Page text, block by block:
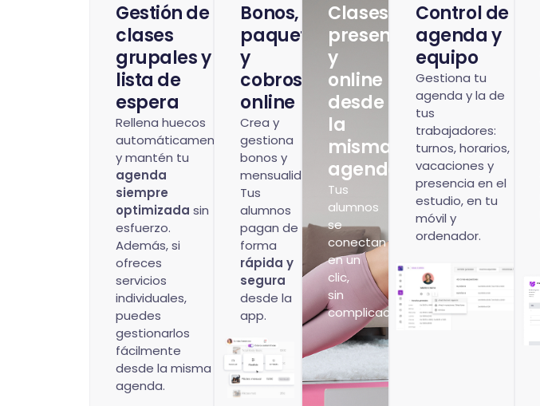
Gestión de
clases
grupales y
lista de
espera
Rellena huecos
automáticamente
y mantén tu
agenda
siempre
optimizada sin
esfuerzo.
Además, si
ofreces
servicios
individuales,
puedes
gestionarlos
fácilmente
desde la misma
agenda.
Bonos,
paquetes
y
cobros
online
Crea y
gestiona
bonos y
mensualidades.
Tus
alumnos
pagan de
forma
rápida y
segura
desde la
app.
Clases
presenciales
y
online
desde
la
misma
agenda
Tus
alumnos
se
conectan
en un
clic,
sin
complicaciones.
Control de
agenda y
equipo
Gestiona tu
agenda y la de
tus
trabajadores:
turnos, horarios,
vacaciones y
presencia en el
estudio, en tu
móvil y
ordenador.